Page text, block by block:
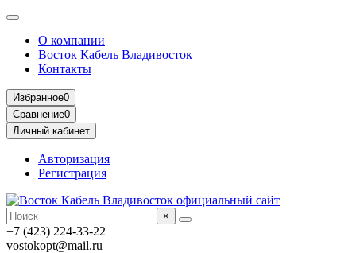
О компании
Восток Кабель Владивосток
Контакты
Избранное0
Сравнение0
Личный кабинет
Авторизация
Регистрация
×
+7 (423) 224-33-22
vostokopt@mail.ru